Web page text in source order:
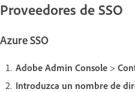
Proveedores de SSO
Azure SSO
Adobe Admin Console >
Introduzca un nombre de